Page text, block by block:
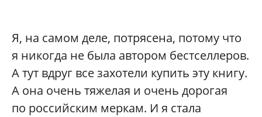
Я, на самом деле, потрясена, потому что
я никогда не была автором бестселлеров.
А тут вдруг все захотели купить эту книгу.
А она очень тяжелая и очень дорогая
по российским меркам. И я стала